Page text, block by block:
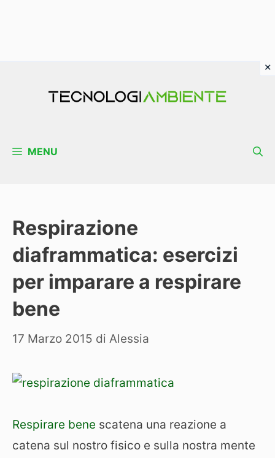
MENU
Respirazione
diaframmatica: esercizi
per imparare a respirare
bene
17 Marzo 2015 di Alessia
Respirare bene scatena una reazione a
catena sul nostro fisico e sulla nostra mente